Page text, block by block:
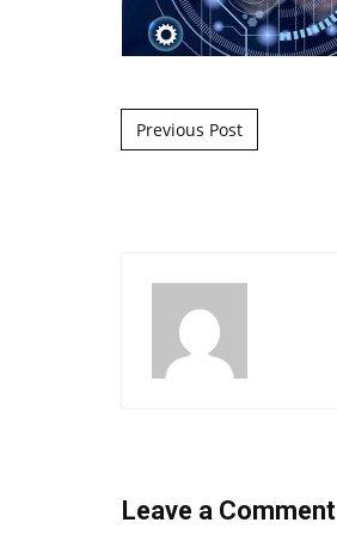
Post navigation
Previous Post
Leave a Comment